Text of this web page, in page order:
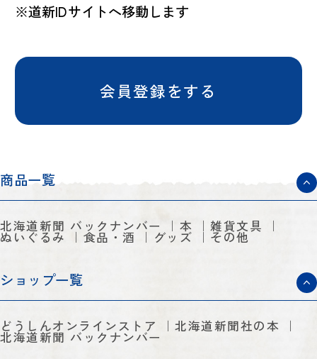
※道新IDサイトへ移動します
会員登録をする
商品一覧
北海道新聞 バックナンバー 本 雑貨文具
ぬいぐるみ 食品・酒 グッズ その他
ショップ一覧
どうしんオンラインストア 北海道新聞社の本
北海道新聞 バックナンバー